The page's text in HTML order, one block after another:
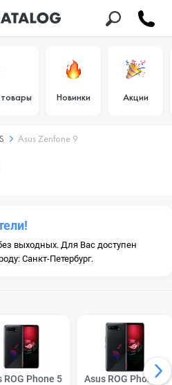
Новинки Акции
Asus Zenfone 9
выходных. Для Вас доступен
Санкт-Петербург.
ROG Phone 5
Asus ROG Phone 5